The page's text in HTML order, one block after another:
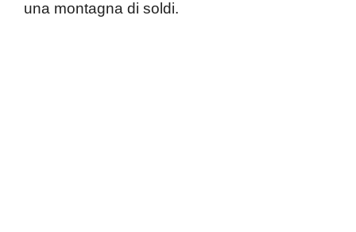
una montagna di soldi.